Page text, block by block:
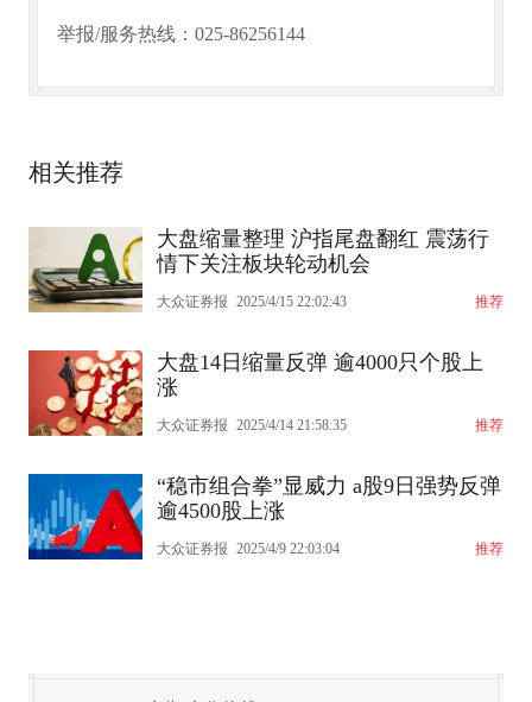
举报/服务热线：025-86256144
相关推荐
大盘缩量整理 沪指尾盘翻红 震荡行
情下关注板块轮动机会
大众证券报 2025/4/15 22:02:43 推荐
大盘14日缩量反弹 逾4000只个股上
涨
大众证券报 2025/4/14 21:58:35 推荐
“稳市组合拳”显威力 a股9日强势反弹
逾4500股上涨
大众证券报 2025/4/9 22:03:04 推荐